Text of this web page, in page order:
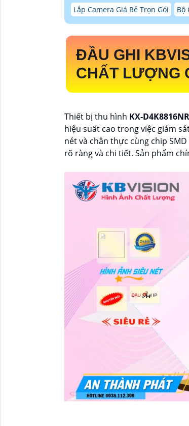
Lắp Camera Giá Rẻ Trọn Gói
Bộ
ĐẦU GHI
CHẤT LƯỢNG
Thiết bị thu hình KX-
hiệu suất cao trong việc giám
nét và chân thực cùng chip
rõ ràng và chi tiết. Sản phẩm